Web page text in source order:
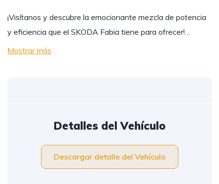
¡Visítanos y descubre la emocionante mezcla de potencia
y eficiencia que el SKODA Fabia tiene para ofrecer!…
Mostrar más
Detalles del Vehículo
Descargar detalle del Vehículo